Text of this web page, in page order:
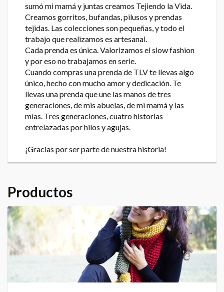
sumó mi mamá y juntas creamos Tejiendo la Vida.
Creamos gorritos, bufandas, pilusos y prendas
tejidas. Las colecciones son pequeñas, y todo el
trabajo que realizamos es artesanal.
Cada prenda es única. Valorizamos el slow fashion
y por eso no trabajamos en serie.
Cuando compras una prenda de TLV te llevas algo
único, hecho con mucho amor y dedicación. Te
llevas una prenda que une las manos de tres
generaciones, de mis abuelas, de mi mamá y las
mías. Tres generaciones, cuatro historias
entrelazadas por hilos y agujas.
¡Gracias por ser parte de nuestra historia!
Productos